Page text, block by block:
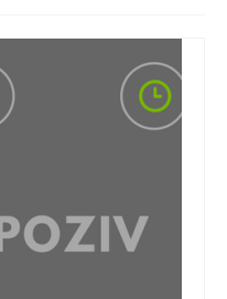
u stambenom